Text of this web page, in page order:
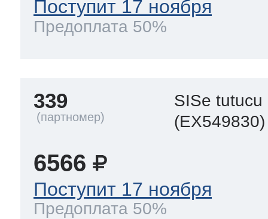
Поступит 17 ноября
Предоплата 50%
339
SISe tutucu
(EX549830)
6566
Поступит 17 ноября
Предоплата 50%